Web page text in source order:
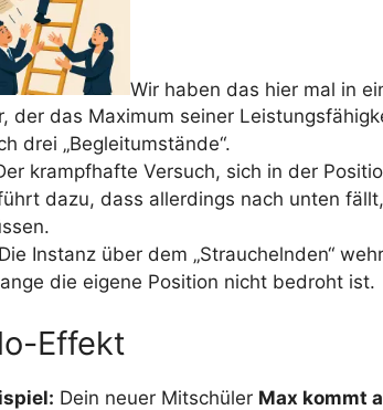
Wir haben das hier mal in
der das Maximum seiner
drei „Begleitumstände“.
krampfhafte Versuch, sich in der
dazu, dass allerdings nach unten
Instanz über dem „Strauchelnden“
die eigene Position nicht bedroht ist.
Effekt
Dein neuer Mitschüler Max kommt